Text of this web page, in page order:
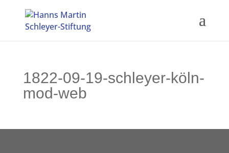
1822-09-19-schleyer-köln-
mod-web